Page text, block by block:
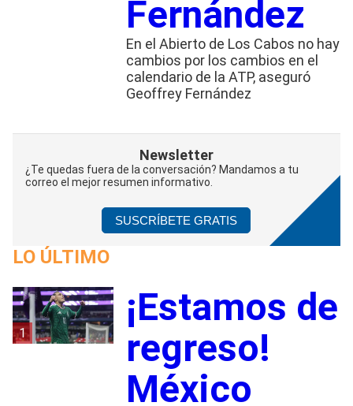
Fernández
En el Abierto de Los Cabos no hay
cambios por los cambios en el
calendario de la ATP, aseguró
Geoffrey Fernández
Newsletter
¿Te quedas fuera de la conversación? Mandamos a tu
correo el mejor resumen informativo.
SUSCRÍBETE GRATIS
LO ÚLTIMO
1
¡Estamos de
regreso!
México